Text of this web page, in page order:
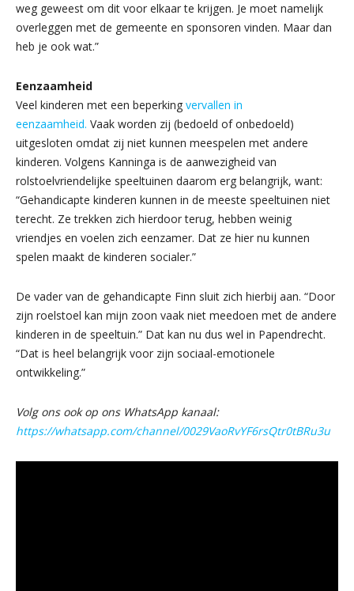
weg geweest om dit voor elkaar te krijgen. Je moet namelijk
overleggen met de gemeente en sponsoren vinden. Maar dan
heb je ook wat.”
Eenzaamheid
Veel kinderen met een beperking vervallen in
eenzaamheid. Vaak worden zij (bedoeld of onbedoeld)
uitgesloten omdat zij niet kunnen meespelen met andere
kinderen. Volgens Kanninga is de aanwezigheid van
rolstoelvriendelijke speeltuinen daarom erg belangrijk, want:
“Gehandicapte kinderen kunnen in de meeste speeltuinen niet
terecht. Ze trekken zich hierdoor terug, hebben weinig
vriendjes en voelen zich eenzamer. Dat ze hier nu kunnen
spelen maakt de kinderen socialer.”
De vader van de gehandicapte Finn sluit zich hierbij aan. “Door
zijn roelstoel kan mijn zoon vaak niet meedoen met de andere
kinderen in de speeltuin.” Dat kan nu dus wel in Papendrecht.
“Dat is heel belangrijk voor zijn sociaal-emotionele
ontwikkeling.”
Volg ons ook op ons WhatsApp kanaal:
https://whatsapp.com/channel/0029VaoRvYF6rsQtr0tBRu3u